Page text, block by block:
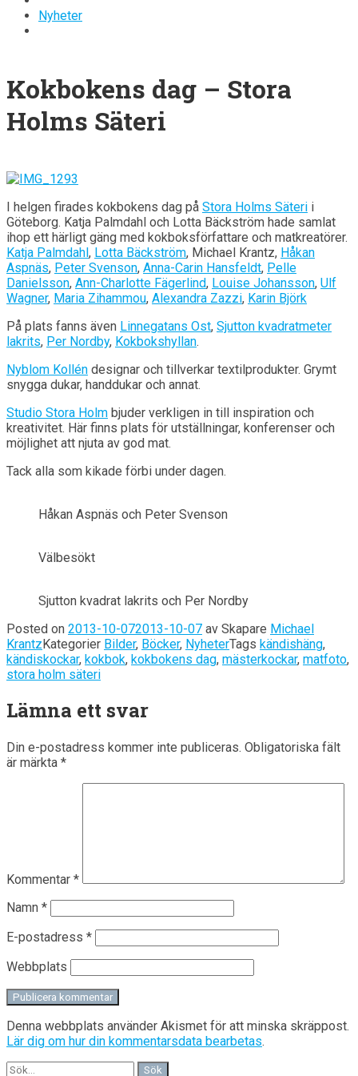
Nyheter
Kokbokens dag – Stora
Holms Säteri
I helgen firades kokbokens dag på Stora Holms Säteri i
Göteborg. Katja Palmdahl och Lotta Bäckström hade samlat
ihop ett härligt gäng med kokboksförfattare och matkreatörer.
Katja Palmdahl, Lotta Bäckström, Michael Krantz, Håkan
Aspnäs, Peter Svenson, Anna-Carin Hansfeldt, Pelle
Danielsson, Ann-Charlotte Fägerlind, Louise Johansson, Ulf
Wagner, Maria Zihammou, Alexandra Zazzi, Karin Björk
På plats fanns även Linnegatans Ost, Sjutton kvadratmeter
lakrits, Per Nordby, Kokbokshyllan.
Nyblom Kollén designar och tillverkar textilprodukter. Grymt
snygga dukar, handdukar och annat.
Studio Stora Holm bjuder verkligen in till inspiration och
kreativitet. Här finns plats för utställningar, konferenser och
möjlighet att njuta av god mat.
Tack alla som kikade förbi under dagen.
Håkan Aspnäs och Peter Svenson
Välbesökt
Sjutton kvadrat lakrits och Per Nordby
Posted on 2013-10-072013-10-07 av Skapare Michael
KrantzKategorier Bilder, Böcker, NyheterTags kändishäng,
kändiskockar, kokbok, kokbokens dag, mästerkockar, matfoto,
stora holm säteri
Lämna ett svar
Din e-postadress kommer inte publiceras. Obligatoriska fält
är märkta *
Kommentar *
Namn *
E-postadress *
Webbplats
Denna webbplats använder Akismet för att minska skräppost.
Lär dig om hur din kommentarsdata bearbetas.